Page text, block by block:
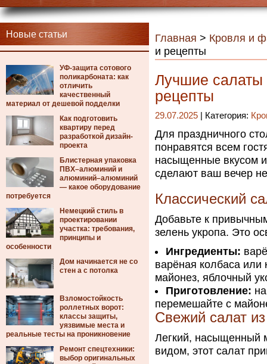
Новые статьи
УФ-защита сотового
поликарбоната: как
отличить
качественный
материал от дешевой подделки
Как подготовить
квартиру перед
разработкой дизайн-
проекта
Блистерная упаковка
ПВХ–алюминий и
алюминий–алюминий
— какое оборудование
потребуется
Немецкий стиль в
проектировании
участка: требования,
принципы и
особенности
Дом начинается не со
стен а с потолка
Взломостойкость
роллетных ворот:
классы защиты,
уязвимые места и
реальные тесты на проникновение
Ремонт спецтехники:
выбор оригинальных
Главная > Кровля и
и рецепты
Лучшие салаты
рецепты
29.07.2025 | Категория:
Для праздничного
понравятся всем
насыщенные вкусом
сделают ваш вечер
Классический
Добавьте к
зелень укропа. Это
Ингредиенты:
варёная колбаса или
майонез, яблочный
Приготовление:
перемешайте с
Свежий салат
Легкий, насыщенный
видом, этот салат